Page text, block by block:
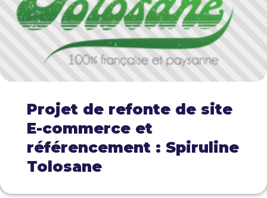
Projet de refonte de site
E-commerce et
référencement : Spiruline
Tolosane